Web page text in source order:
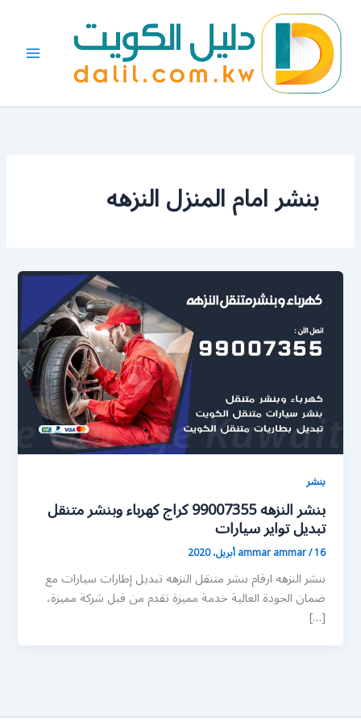
المحتوى
بنشر امام المنزل النزهه
بنشر
بنشر النزهه 99007355 كراج كهرباء وبنشر متنقل
تبديل تواير سيارات
ammar ammar/16 أبريل، 2020
بنشر النزهه ارقام بنشر متنقل النزهه تبديل إطارات سيارات مع
ضمان الجودة العالية خدمة مميزة تقدم من قبل شركة مميزة،
[…]